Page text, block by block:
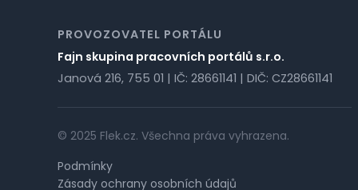
PROVOZOVATEL PORTÁLU
Fajn skupina pracovních portálů s.r.o.
Janová 216, 755 01 | IČ: 28661141 | DIČ: CZ28661141
© 2025 Flek.cz. Všechna práva vyhrazena.
Podmínky
Zásady ochrany osobních údajů